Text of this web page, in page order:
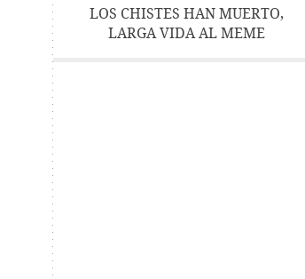
LOS CHISTES HAN MUERTO,
LARGA VIDA AL MEME